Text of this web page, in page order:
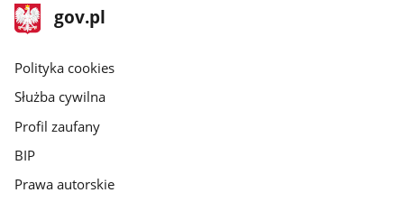
stopka
gov.pl
Strona
gov.pl
gov.pl
Polityka cookies
Służba cywilna
Profil zaufany
BIP
Prawa autorskie